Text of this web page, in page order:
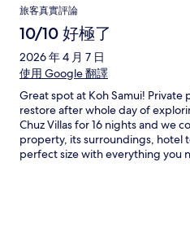
旅客真實評論
10/10 好極了
2026 年 4 月 7 日
使用 Google 翻譯
Great spot at Koh Samui! Private
restore after whole day of
Chuz Villas for 16 nights and we
property, its surroundings, hotel
perfect size with everything you